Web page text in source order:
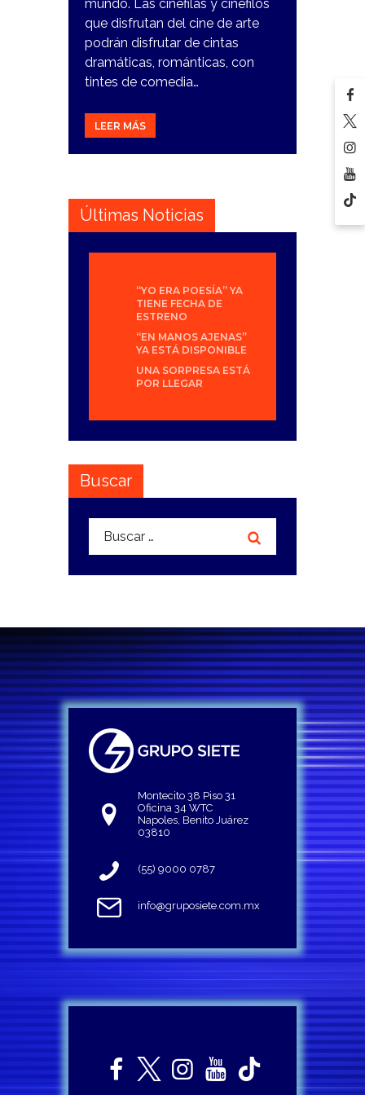
mundo. Las cinéfilas y cinéfilos
que disfrutan del cine de arte
podrán disfrutar de cintas
dramáticas, románticas, con
tintes de comedia…
LEER MÁS
Últimas Noticias
“YO ERA POESÍA” YA
TIENE FECHA DE
ESTRENO
“EN MANOS AJENAS”
YA ESTÁ DISPONIBLE
UNA SORPRESA ESTÁ
POR LLEGAR
Buscar
Buscar:
Montecito 38 Piso 31
Oficina 34 WTC
Napoles, Benito Juárez
03810
(55) 9000 0787
info@gruposiete.com.mx